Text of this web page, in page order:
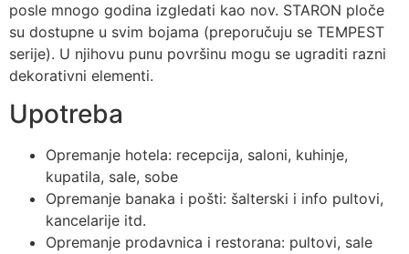
posle mnogo godina izgledati kao nov. STARON ploče
su dostupne u svim bojama (preporučuju se TEMPEST
serije). U njihovu punu površinu mogu se ugraditi razni
dekorativni elementi.
Upotreba
Opremanje hotela: recepcija, saloni, kuhinje,
kupatila, sale, sobe
Opremanje banaka i pošti: šalterski i info pultovi,
kancelarije itd.
Opremanje prodavnica i restorana: pultovi, sale